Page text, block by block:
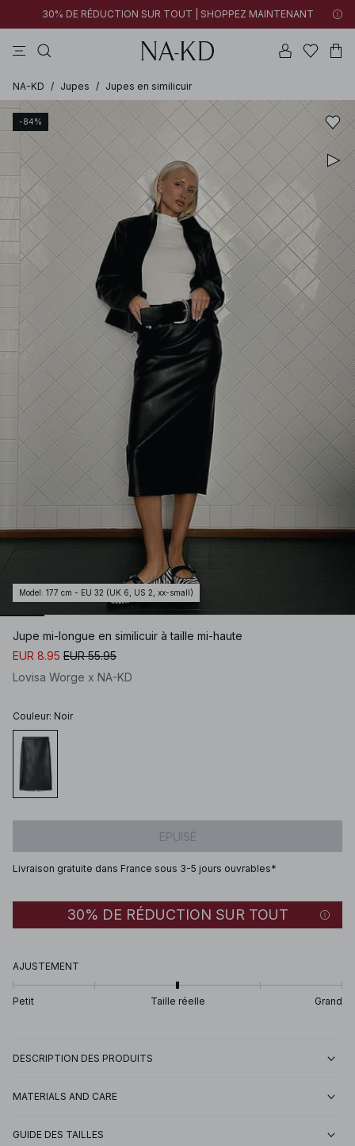
30% DE RÉDUCTION SUR TOUT | SHOPPEZ MAINTENANT
NA-KD / Jupes / Jupes en similicuir
-84%
Model : 177 cm - EU 32 (UK 6, US 2, xx-small)
Jupe mi-longue en similicuir à taille mi-haute
EUR 8.95 EUR 55.95
Lovisa Worge x NA-KD
Couleur: Noir
ÉPUISÉ
Livraison gratuite dans France sous 3-5 jours ouvrables*
30% DE RÉDUCTION SUR TOUT
AJUSTEMENT
Petit Taille réelle Grand
DESCRIPTION DES PRODUITS
MATERIALS AND CARE
GUIDE DES TAILLES